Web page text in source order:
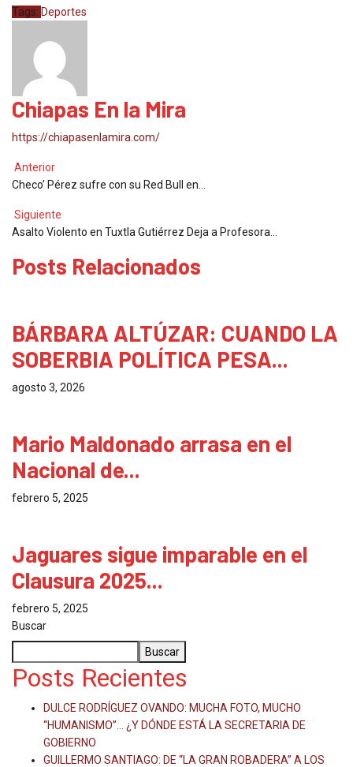
Tags: Deportes
Chiapas En la Mira
https://chiapasenlamira.com/
Anterior
Checo’ Pérez sufre con su Red Bull en…
Siguiente
Asalto Violento en Tuxtla Gutiérrez Deja a Profesora…
Posts Relacionados
BÁRBARA ALTÚZAR: CUANDO LA
SOBERBIA POLÍTICA PESA...
agosto 3, 2026
Mario Maldonado arrasa en el
Nacional de...
febrero 5, 2025
Jaguares sigue imparable en el
Clausura 2025...
febrero 5, 2025
Buscar
Buscar
Posts Recientes
DULCE RODRÍGUEZ OVANDO: MUCHA FOTO, MUCHO
“HUMANISMO”… ¿Y DÓNDE ESTÁ LA SECRETARIA DE
GOBIERNO
GUILLERMO SANTIAGO: DE “LA GRAN ROBADERA” A LOS